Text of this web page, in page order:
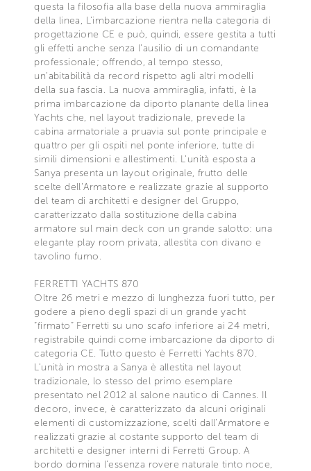
questa la filosofia alla base della nuova ammiraglia
della linea, L’imbarcazione rientra nella categoria di
progettazione CE e può, quindi, essere gestita a tutti
gli effetti anche senza l’ausilio di un comandante
professionale; offrendo, al tempo stesso,
un’abitabilità da record rispetto agli altri modelli
della sua fascia. La nuova ammiraglia, infatti, è la
prima imbarcazione da diporto planante della linea
Yachts che, nel layout tradizionale, prevede la
cabina armatoriale a pruavia sul ponte principale e
quattro per gli ospiti nel ponte inferiore, tutte di
simili dimensioni e allestimenti. L’unità esposta a
Sanya presenta un layout originale, frutto delle
scelte dell’Armatore e realizzate grazie al supporto
del team di architetti e designer del Gruppo,
caratterizzato dalla sostituzione della cabina
armatore sul main deck con un grande salotto: una
elegante play room privata, allestita con divano e
tavolino fumo.
FERRETTI YACHTS 870
Oltre 26 metri e mezzo di lunghezza fuori tutto, per
godere a pieno degli spazi di un grande yacht
“firmato” Ferretti su uno scafo inferiore ai 24 metri,
registrabile quindi come imbarcazione da diporto di
categoria CE. Tutto questo è Ferretti Yachts 870.
L’unità in mostra a Sanya è allestita nel layout
tradizionale, lo stesso del primo esemplare
presentato nel 2012 al salone nautico di Cannes. Il
decoro, invece, è caratterizzato da alcuni originali
elementi di customizzazione, scelti dall’Armatore e
realizzati grazie al costante supporto del team di
architetti e designer interni di Ferretti Group. A
bordo domina l’essenza rovere naturale tinto noce,